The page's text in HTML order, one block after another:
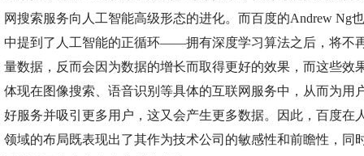
网搜索服务向人工智能高级形态的进化。而百度的Andrew Ng
中提到了人工智能的正循环——拥有深度学习算法之后，将不
量数据，反而会因为数据的增长而取得更好的效果，而这些效
体现在图像搜索、语音识别等具体的互联网服务中，从而为用
好服务并吸引更多用户，这又会产生更多数据。因此，百度在
领域的布局既表现出了其作为技术公司的敏感性和前瞻性，同